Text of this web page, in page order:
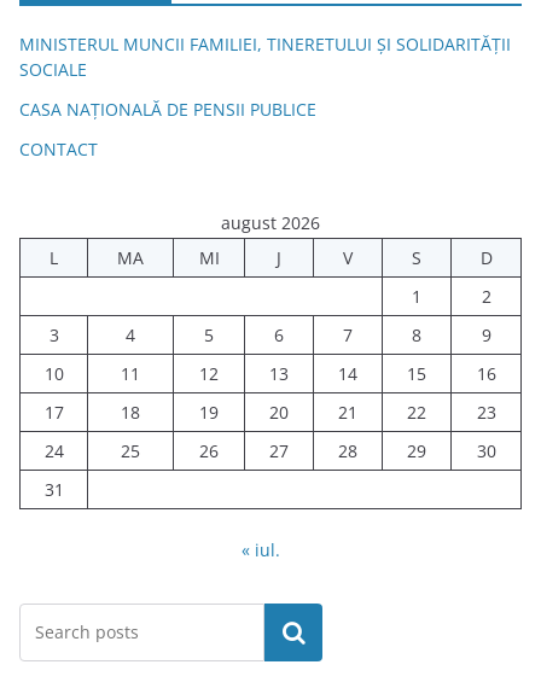
MINISTERUL MUNCII FAMILIEI, TINERETULUI ȘI SOLIDARITĂȚII
SOCIALE
CASA NAȚIONALĂ DE PENSII PUBLICE
CONTACT
august 2026
L
MA MI J V S
D
1
2
3
4 5 6 7 8
9
10
11 12 13 14 15
16
17
18 19 20 21 22
23
24
25 26 27 28 29
30
31
« iul.
Caută